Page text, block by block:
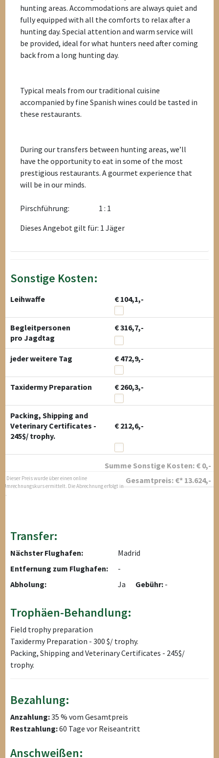
hunting areas. Accommodations are always quiet and
fully equipped with all the comforts to relax after a
hunting day. Special attention and warm service will
be provided, ideal for what hunters need after coming
back from a long hunting day.
Typical meals from our traditional cuisine
accompanied by fine Spanish wines could be tasted in
these restaurants.
During our transfers between hunting areas, we’ll
have the opportunity to eat in some of the most
prestigious restaurants. A gourmet experience that
will be in our minds.
Pirschführung:
1 : 1
Dieses Angebot gilt für: 1 Jäger
Sonstige Kosten:
Leihwaffe € 104,1,-
Begleitpersonen
€ 316,7,-
pro Jagdtag
jeder weitere Tag € 472,9,-
Taxidermy Preparation € 260,3,-
Packing, Shipping and
Veterinary Certificates -
245$/ trophy.
€ 212,6,-
Summe Sonstige Kosten: € 0,-
Gesamtpreis: €* 13.624,-
* Dieser Preis wurde über einen online
Umrechnungskurs ermittelt. Die Abrechnung erfolgt in
$.
Transfer:
Nächster Flughafen:
Madrid
Entfernung zum Flughafen:
-
Abholung:
Ja Gebühr: -
Trophäen-Behandlung:
Field trophy preparation
Taxidermy Preparation - 300 $/ trophy.
Packing, Shipping and Veterinary Certificates - 245$/
trophy.
Bezahlung:
Anzahlung:35 % vom Gesamtpreis
Restzahlung:60 Tage vor Reiseantritt
Anschweißen: